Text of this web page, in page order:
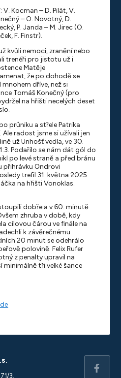
Kocman – D. Pilát, V.
– O. Novotný, D.
P. Janda – M. Jirec (O.
F. Finstr).
kvůli nemoci, zranění nebo
trenéři pro jistotu už i
Matěje
že po dohodě se
dříve, než si
Tomáš Konečný (pro
na hřišti necelých deset
průniku a střele Patrika
radost jsme si užívali jen
už Unhošť vedla, ve 30.
Podařilo se nám dát gól do
po levé straně a před bránu
přihrávku Ondrovi
trefil 31. května 2025
na hřišti Vonoklas.
dobře a v 60. minutě
zhruba v době, kdy
cílovou čárou ve finále na
k závěrečnému
20 minut se odehrálo
polovině. Felix Rufer
z penalty upravil na
minimálně tři velké šance
3,